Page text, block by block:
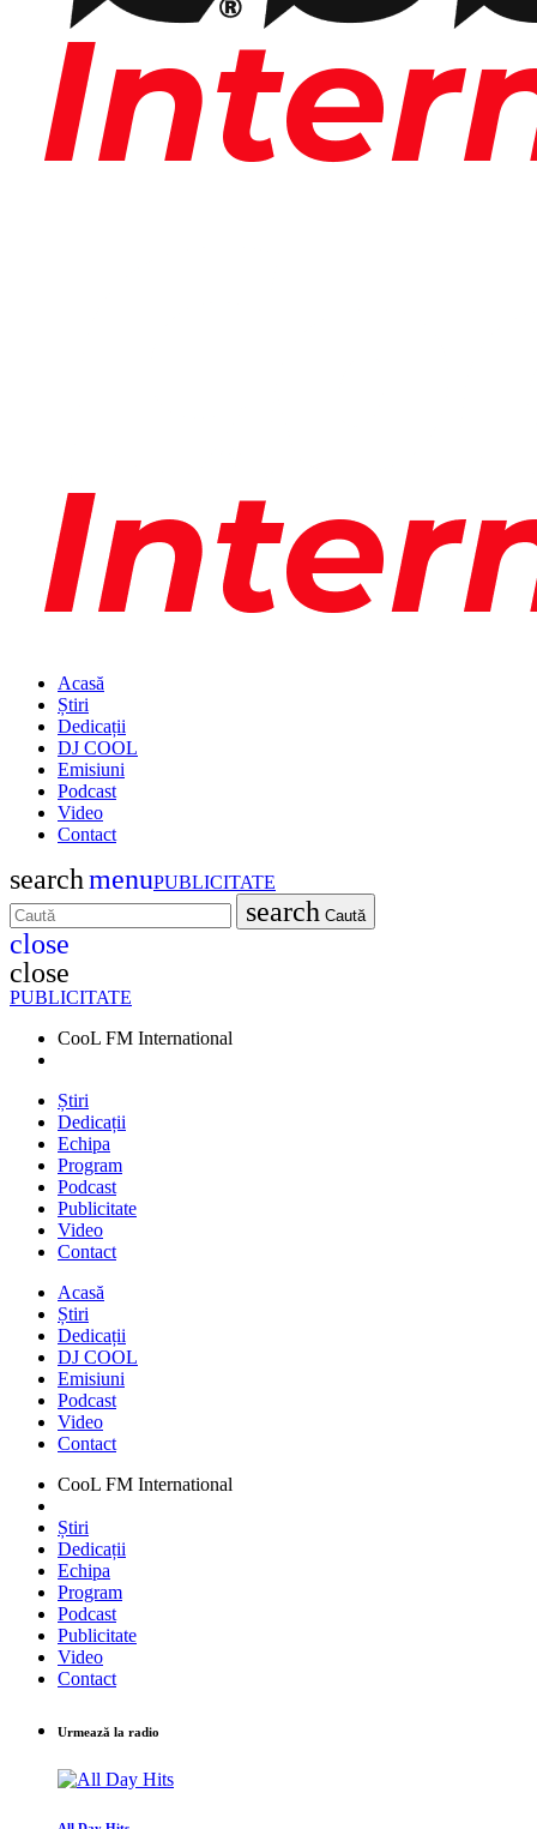
Acasă
Știri
Dedicații
DJ COOL
Emisiuni
Podcast
Video
Contact
searchmenuPUBLICITATE
search Caută
close
close
PUBLICITATE
CooL FM International
Știri
Dedicații
Echipa
Program
Podcast
Publicitate
Video
Contact
Acasă
Știri
Dedicații
DJ COOL
Emisiuni
Podcast
Video
Contact
CooL FM International
Știri
Dedicații
Echipa
Program
Podcast
Publicitate
Video
Contact
Urmează la radio